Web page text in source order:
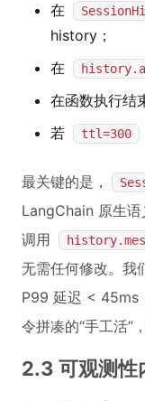
在
history；
在
在函数执行结
若
ttl=300
最关键的是，
LangChain 原生语
调用
无需任何修改。我
P99 延迟 < 45ms
令拼凑的“手工活”
2.3 可观测性